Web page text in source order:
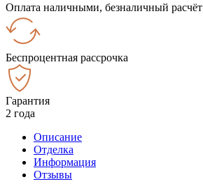
Оплата наличными, безналичный расчёт
Беспроцентная рассрочка
Гарантия
2 года
Описание
Отделка
Информация
Отзывы